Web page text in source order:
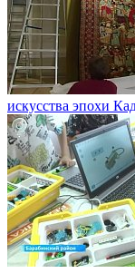
искусства эпохи